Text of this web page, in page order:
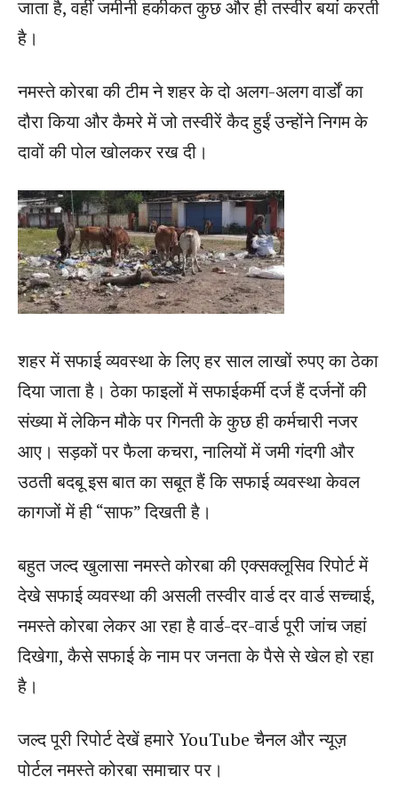
जाता है, वहीं जमीनी हकीकत कुछ और ही तस्वीर बयां करती
है।
नमस्ते कोरबा की टीम ने शहर के दो अलग-अलग वार्डों का
दौरा किया और कैमरे में जो तस्वीरें कैद हुईं उन्होंने निगम के
दावों की पोल खोलकर रख दी।
शहर में सफाई व्यवस्था के लिए हर साल लाखों रुपए का ठेका
दिया जाता है। ठेका फाइलों में सफाईकर्मी दर्ज हैं दर्जनों की
संख्या में लेकिन मौके पर गिनती के कुछ ही कर्मचारी नजर
आए। सड़कों पर फैला कचरा, नालियों में जमी गंदगी और
उठती बदबू इस बात का सबूत हैं कि सफाई व्यवस्था केवल
कागजों में ही “साफ” दिखती है।
बहुत जल्द खुलासा नमस्ते कोरबा की एक्सक्लूसिव रिपोर्ट में
देखे सफाई व्यवस्था की असली तस्वीर वार्ड दर वार्ड सच्चाई,
नमस्ते कोरबा लेकर आ रहा है वार्ड-दर-वार्ड पूरी जांच जहां
दिखेगा, कैसे सफाई के नाम पर जनता के पैसे से खेल हो रहा
है।
जल्द पूरी रिपोर्ट देखें हमारे YouTube चैनल और न्यूज़
पोर्टल नमस्ते कोरबा समाचार पर।